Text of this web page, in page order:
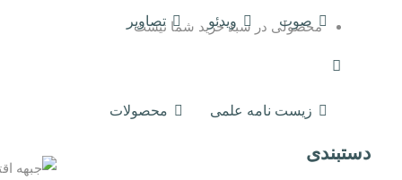
صوت ویدئو تصاویر
زیست نامه علمی محصولات
محصولی در سبد خرید شما نیست
دستبندی